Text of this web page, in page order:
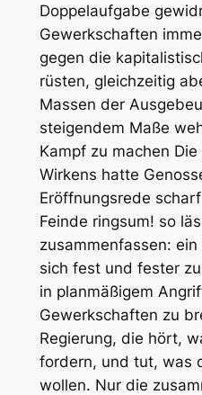
Doppelaufgabe
Gewerkschaften
gegen die
rüsten, gleichzeitig
Massen der
steigendem Maße
Kampf zu machen
Wirkens hatte
Eröffnungsrede
Feinde ringsum! so
zusammenfassen:
sich fest und fester
in planmäßigem
Gewerkschaften zu
Regierung, die hört,
fordern, und tut, was
wollen. Nur die